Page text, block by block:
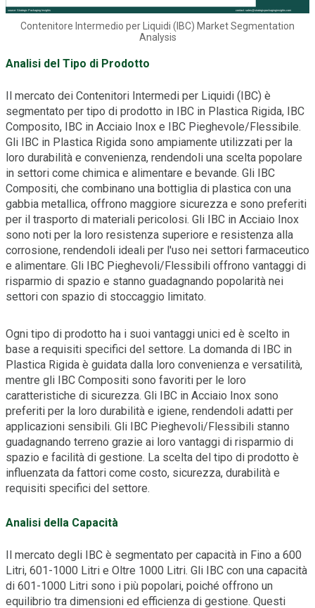
Contenitore Intermedio per Liquidi (IBC) Market Segmentation
Analysis
Analisi del Tipo di Prodotto
Il mercato dei Contenitori Intermedi per Liquidi (IBC) è
segmentato per tipo di prodotto in IBC in Plastica Rigida, IBC
Composito, IBC in Acciaio Inox e IBC Pieghevole/Flessibile.
Gli IBC in Plastica Rigida sono ampiamente utilizzati per la
loro durabilità e convenienza, rendendoli una scelta popolare
in settori come chimica e alimentare e bevande. Gli IBC
Compositi, che combinano una bottiglia di plastica con una
gabbia metallica, offrono maggiore sicurezza e sono preferiti
per il trasporto di materiali pericolosi. Gli IBC in Acciaio Inox
sono noti per la loro resistenza superiore e resistenza alla
corrosione, rendendoli ideali per l'uso nei settori farmaceutico
e alimentare. Gli IBC Pieghevoli/Flessibili offrono vantaggi di
risparmio di spazio e stanno guadagnando popolarità nei
settori con spazio di stoccaggio limitato.
Ogni tipo di prodotto ha i suoi vantaggi unici ed è scelto in
base a requisiti specifici del settore. La domanda di IBC in
Plastica Rigida è guidata dalla loro convenienza e versatilità,
mentre gli IBC Compositi sono favoriti per le loro
caratteristiche di sicurezza. Gli IBC in Acciaio Inox sono
preferiti per la loro durabilità e igiene, rendendoli adatti per
applicazioni sensibili. Gli IBC Pieghevoli/Flessibili stanno
guadagnando terreno grazie ai loro vantaggi di risparmio di
spazio e facilità di gestione. La scelta del tipo di prodotto è
influenzata da fattori come costo, sicurezza, durabilità e
requisiti specifici del settore.
Analisi della Capacità
Il mercato degli IBC è segmentato per capacità in Fino a 600
Litri, 601-1000 Litri e Oltre 1000 Litri. Gli IBC con una capacità
di 601-1000 Litri sono i più popolari, poiché offrono un
equilibrio tra dimensioni ed efficienza di gestione. Questi